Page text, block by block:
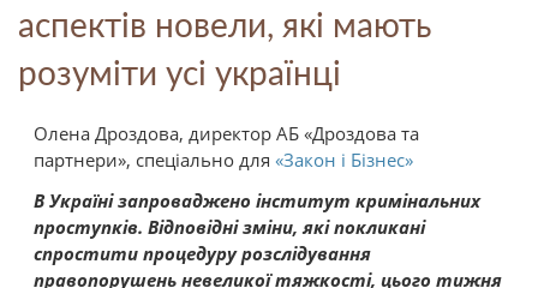
аспектів новели, які мають
розуміти усі українці
Олена Дроздова, директор АБ «Дроздова та
партнери», спеціально для «Закон і Бізнес»
В Україні запроваджено інститут кримінальних
проступків. Відповідні зміни, які покликані
спростити процедуру розслідування
правопорушень невеликої тяжкості, цього тижня